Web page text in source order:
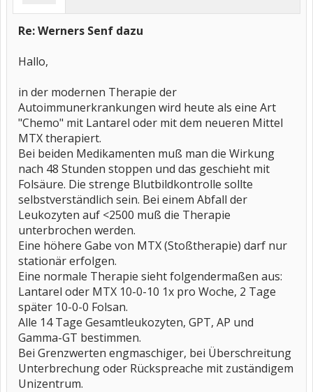
Re: Werners Senf dazu
Hallo,
in der modernen Therapie der
Autoimmunerkrankungen wird heute als eine Art
"Chemo" mit Lantarel oder mit dem neueren Mittel
MTX therapiert.
Bei beiden Medikamenten muß man die Wirkung
nach 48 Stunden stoppen und das geschieht mit
Folsäure. Die strenge Blutbildkontrolle sollte
selbstverständlich sein. Bei einem Abfall der
Leukozyten auf <2500 muß die Therapie
unterbrochen werden.
Eine höhere Gabe von MTX (Stoßtherapie) darf nur
stationär erfolgen.
Eine normale Therapie sieht folgendermaßen aus:
Lantarel oder MTX 10-0-10 1x pro Woche, 2 Tage
später 10-0-0 Folsan.
Alle 14 Tage Gesamtleukozyten, GPT, AP und
Gamma-GT bestimmen.
Bei Grenzwerten engmaschiger, bei Überschreitung
Unterbrechung oder Rückspreache mit zuständigem
Unizentrum.